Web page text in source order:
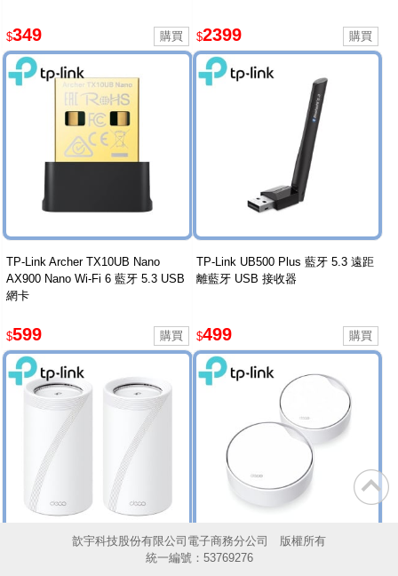
$349 $2399
TP-Link Archer TX10UB Nano
AX900 Nano Wi-Fi 6 藍牙 5.3 USB
網卡
$599
TP-Link UB500 Plus 藍牙 5.3 遠距
離藍牙 USB 接收器
$499
TP-Link Deco BE85(2-pack)
TP-Link Deco X50-PoE(2-pack)
歆宇科技股份有限公司電子商務分公司 版權所有
統一編號：53769276